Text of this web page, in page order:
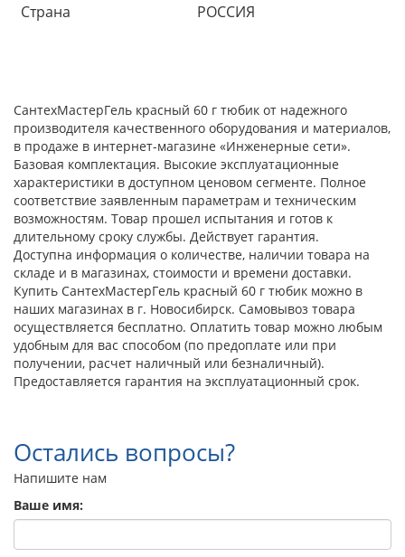
Страна
РОССИЯ
СантехМастерГель красный 60 г тюбик от надежного
производителя качественного оборудования и материалов,
в продаже в интернет-магазине «Инженерные сети».
Базовая комплектация. Высокие эксплуатационные
характеристики в доступном ценовом сегменте. Полное
соответствие заявленным параметрам и техническим
возможностям. Товар прошел испытания и готов к
длительному сроку службы. Действует гарантия.
Доступна информация о количестве, наличии товара на
складе и в магазинах, стоимости и времени доставки.
Купить СантехМастерГель красный 60 г тюбик можно в
наших магазинах в г. Новосибирск. Самовывоз товара
осуществляется бесплатно. Оплатить товар можно любым
удобным для вас способом (по предоплате или при
получении, расчет наличный или безналичный).
Предоставляется гарантия на эксплуатационный срок.
Остались вопросы?
Напишите нам
Ваше имя: